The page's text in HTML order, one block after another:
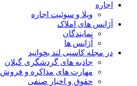
اجاره
ویلا و سوئیت اجاره
آژانس های املاک
نمایندگان
آژانس ها
در مجله کاسپی لند بخوانید
جاذبه های گردشگری گیلان
مهارت های مذاکره و فروش
حقوق و اخبار صنفی